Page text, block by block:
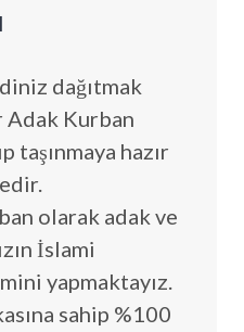
dağıtmak
Adak Kurban
taşınmaya hazır
olarak adak ve
İslami
yapmaktayız.
sahip %100